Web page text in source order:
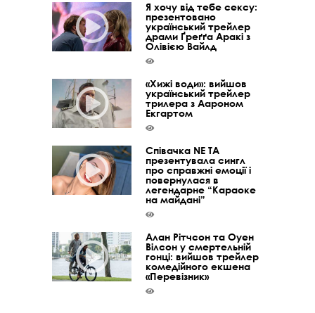
Я хочу від тебе сексу:
презентовано
український трейлер
драми Ґреґґа Аракі з
Олівією Вайлд
«Хижі води»: вийшов
український трейлер
трилера з Аароном
Екгартом
Співачка NE TA
презентувала сингл
про справжні емоції і
повернулася в
легендарне “Караоке
на майдані”
Алан Рітчсон та Оуен
Вілсон у смертельній
гонці: вийшов трейлер
комедійного екшена
«Перевізник»